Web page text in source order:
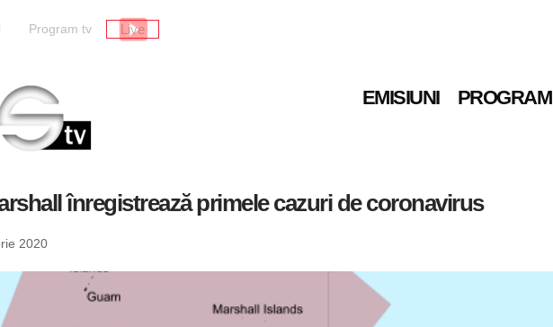
Program tv Live
EMISIUNI PROGRAM
înregistrează primele cazuri de coronavirus
2020